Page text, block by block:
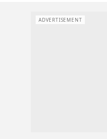
ADVERTISEMENT